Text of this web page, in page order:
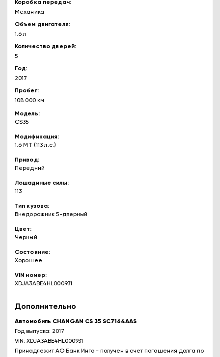
Коробка передач
Механика
Объем двигателя
1.6 л
Количество дверей
5
Год
2017
Пробег
108 000 км
Модель
CS35
Модификация
1.6 MT (113 л.с.)
Привод
Передний
Лошадиные силы
113
Тип кузова
Внедорожник 5-дверный
Цвет
Черный
Состояние
Хорошее
VIN номер
XDJA3ABE4HL000931
Дополнительно
Автомобиль CHANGAN CS 35 SC7164AAS
Год выпуска: 2017
VIN: XDJA3ABE4HL000931
Принадлежит АО Банк Инго - получен в счет погашения долга по